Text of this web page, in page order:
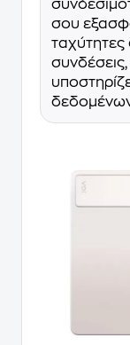
σου
ταχύτητες